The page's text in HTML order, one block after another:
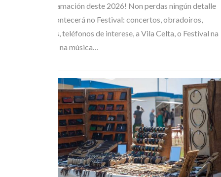
Consulta a programación deste 2026! Non perdas ningún detalle
de todo o que acontecerá no Festival: concertos, obradoiros,
horarios de buses, teléfonos de interese, a Vila Celta, o Festival na
Rúa… Mergúllate na música…